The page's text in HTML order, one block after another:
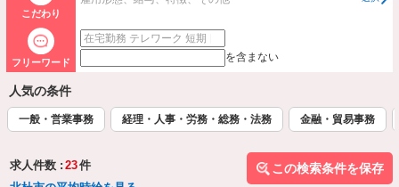
こだわり
フリーワード を含まない
人気の条件
一般・営業事務 経理・人事・労務・総務・法務 金融・貿易事務
求人件数 : 23件
この検索条件を保存